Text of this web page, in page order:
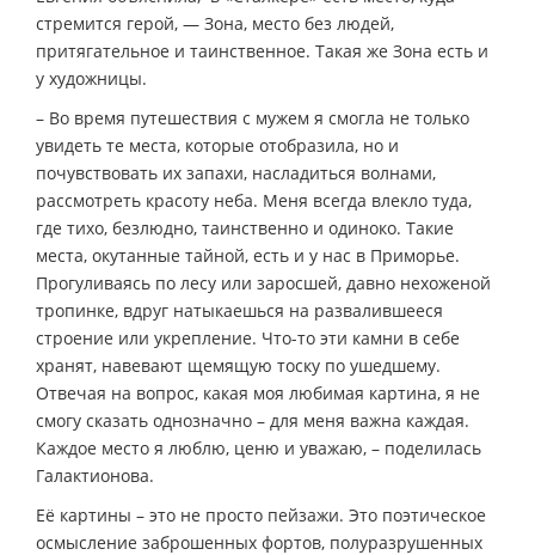
стремится герой, — Зона, место без людей,
притягательное и таинственное. Такая же Зона есть и
у художницы.
– Во время путешествия с мужем я смогла не только
увидеть те места, которые отобразила, но и
почувствовать их запахи, насладиться волнами,
рассмотреть красоту неба. Меня всегда влекло туда,
где тихо, безлюдно, таинственно и одиноко. Такие
места, окутанные тайной, есть и у нас в Приморье.
Прогуливаясь по лесу или заросшей, давно нехоженой
тропинке, вдруг натыкаешься на развалившееся
строение или укрепление. Что-то эти камни в себе
хранят, навевают щемящую тоску по ушедшему.
Отвечая на вопрос, какая моя любимая картина, я не
смогу сказать однозначно – для меня важна каждая.
Каждое место я люблю, ценю и уважаю, – поделилась
Галактионова.
Её картины – это не просто пейзажи. Это поэтическое
осмысление заброшенных фортов, полуразрушенных